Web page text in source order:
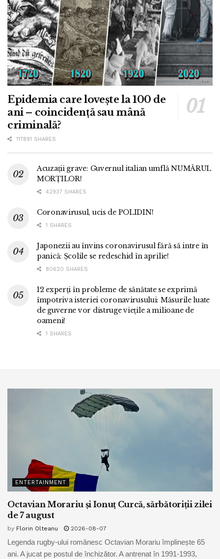
Epidemia care lovește la 100 de
ani – coincidență sau mână
criminală?
117891 SHARES
Acuzații grave: Guvernul italian umflă NUMĂRUL
MORȚILOR!
42937 SHARES
Coronavirusul, ucis de POLIDIN!
1 SHARES
Japonezii au învins coronavirusul fără să intre în
panică: Școlile se redeschid în aprilie!
80620 SHARES
12 experți în probleme de sănătate se exprimă
împotriva isteriei coronavirusului: Măsurile luate
de guverne vor distruge viețile a milioane de
oameni!
1 SHARES
ENTERTAINMENT
Octavian Morariu și Ionuț Curcă, sărbătoriții zilei
de 7 august
by Florin Olteanu 2026-08-07
Legenda rugby-ului românesc Octavian Morariu împlinește 65
ani. A jucat pe postul de închizător. A antrenat în 1991-1993,